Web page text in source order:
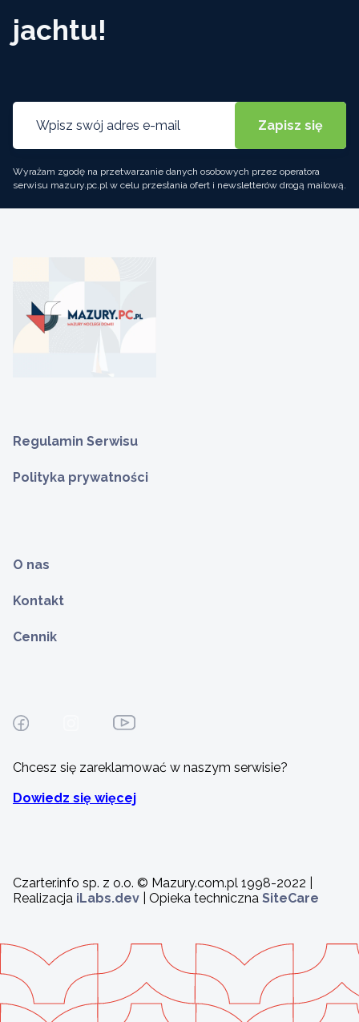
jachtu!
Wyrażam zgodę na przetwarzanie danych osobowych przez operatora
serwisu mazury.pc.pl w celu przesłania ofert i newsletterów drogą mailową.
Regulamin Serwisu
Polityka prywatności
O nas
Kontakt
Cennik
Chcesz się zareklamować w naszym serwisie?
Dowiedz się więcej
Czarter.info sp. z o.o. © Mazury.com.pl 1998-2022 |
Realizacja iLabs.dev | Opieka techniczna SiteCare